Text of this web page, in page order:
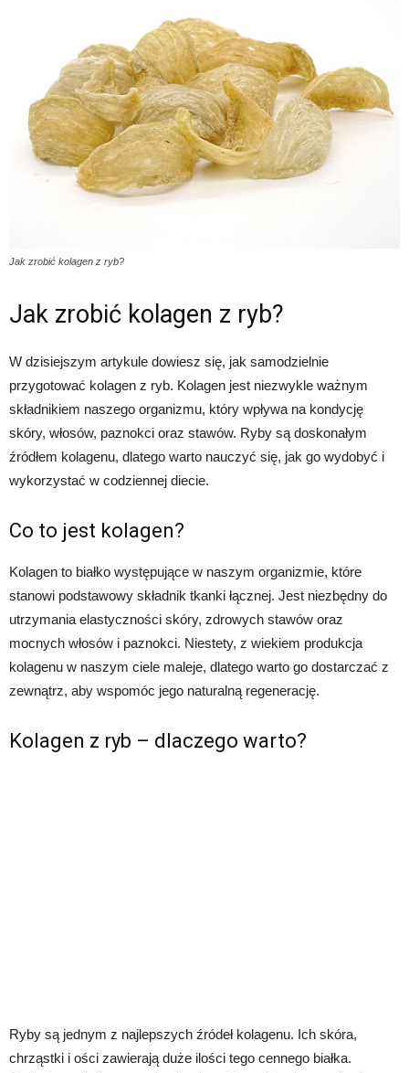
Jak zrobić kolagen z ryb?
Jak zrobić kolagen z ryb?
W dzisiejszym artykule dowiesz się, jak samodzielnie
przygotować kolagen z ryb. Kolagen jest niezwykle ważnym
składnikiem naszego organizmu, który wpływa na kondycję
skóry, włosów, paznokci oraz stawów. Ryby są doskonałym
źródłem kolagenu, dlatego warto nauczyć się, jak go wydobyć i
wykorzystać w codziennej diecie.
Co to jest kolagen?
Kolagen to białko występujące w naszym organizmie, które
stanowi podstawowy składnik tkanki łącznej. Jest niezbędny do
utrzymania elastyczności skóry, zdrowych stawów oraz
mocnych włosów i paznokci. Niestety, z wiekiem produkcja
kolagenu w naszym ciele maleje, dlatego warto go dostarczać z
zewnątrz, aby wspomóc jego naturalną regenerację.
Kolagen z ryb – dlaczego warto?
Ryby są jednym z najlepszych źródeł kolagenu. Ich skóra,
chrząstki i ości zawierają duże ilości tego cennego białka.